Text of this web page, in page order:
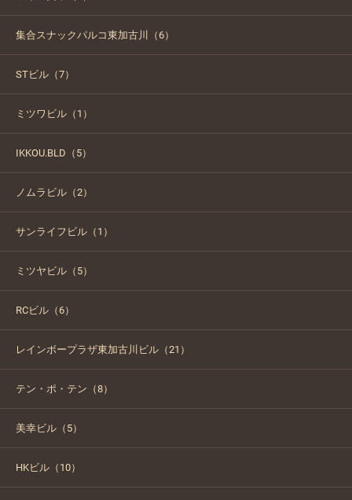
集合スナックパルコ東加古川（6）
STビル（7）
ミツワビル（1）
IKKOU.BLD（5）
ノムラビル（2）
サンライフビル（1）
ミツヤビル（5）
RCビル（6）
レインボープラザ東加古川ビル（21）
テン・ポ・テン（8）
美幸ビル（5）
HKビル（10）